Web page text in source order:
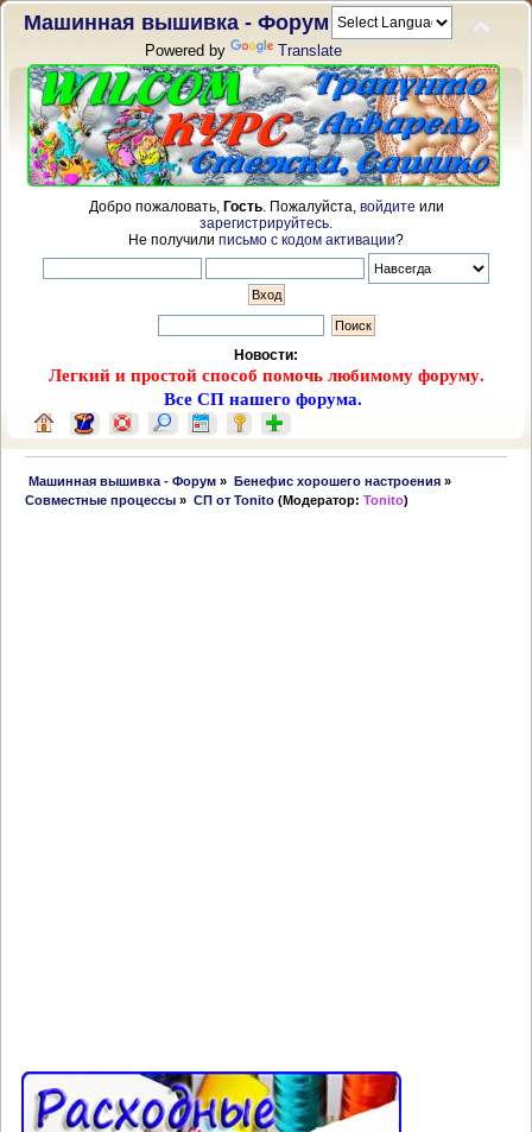
Машинная вышивка - Форум
Powered by Translate
Добро пожаловать, Гость. Пожалуйста, войдите или
зарегистрируйтесь
Не получили письмо с кодом активации?
Новости:
Легкий и простой способ помочь любимому форуму.
Все СП нашего форума.
Машинная вышивка - Форум » Бенефис хорошего настроения»
Совместные процессы » СП от Tonito(Модератор: Tonito)